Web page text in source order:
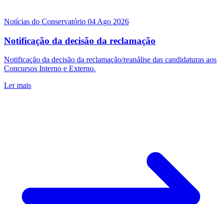
Notícias do Conservatório 04 Ago 2026
Notificação da decisão da reclamação
Notificação da decisão da reclamação/reanálise das candidaturas aos
Concursos Interno e Externo.
Ler mais